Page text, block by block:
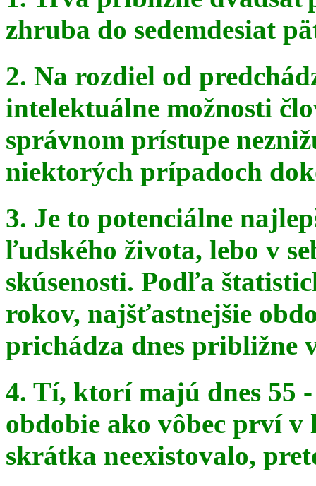
zhruba do sedemdesiat
2. Na rozdiel od
intelektuálne možnosti
správnom prístupe
niektorých prípadoch
3. Je to potenciálne
ľudského života, lebo v
skúsenosti. Podľa
rokov, najšťastnejšie
prichádza dnes približne
4. Tí, ktorí majú dnes 55
obdobie ako vôbec prví
skrátka neexistovalo,